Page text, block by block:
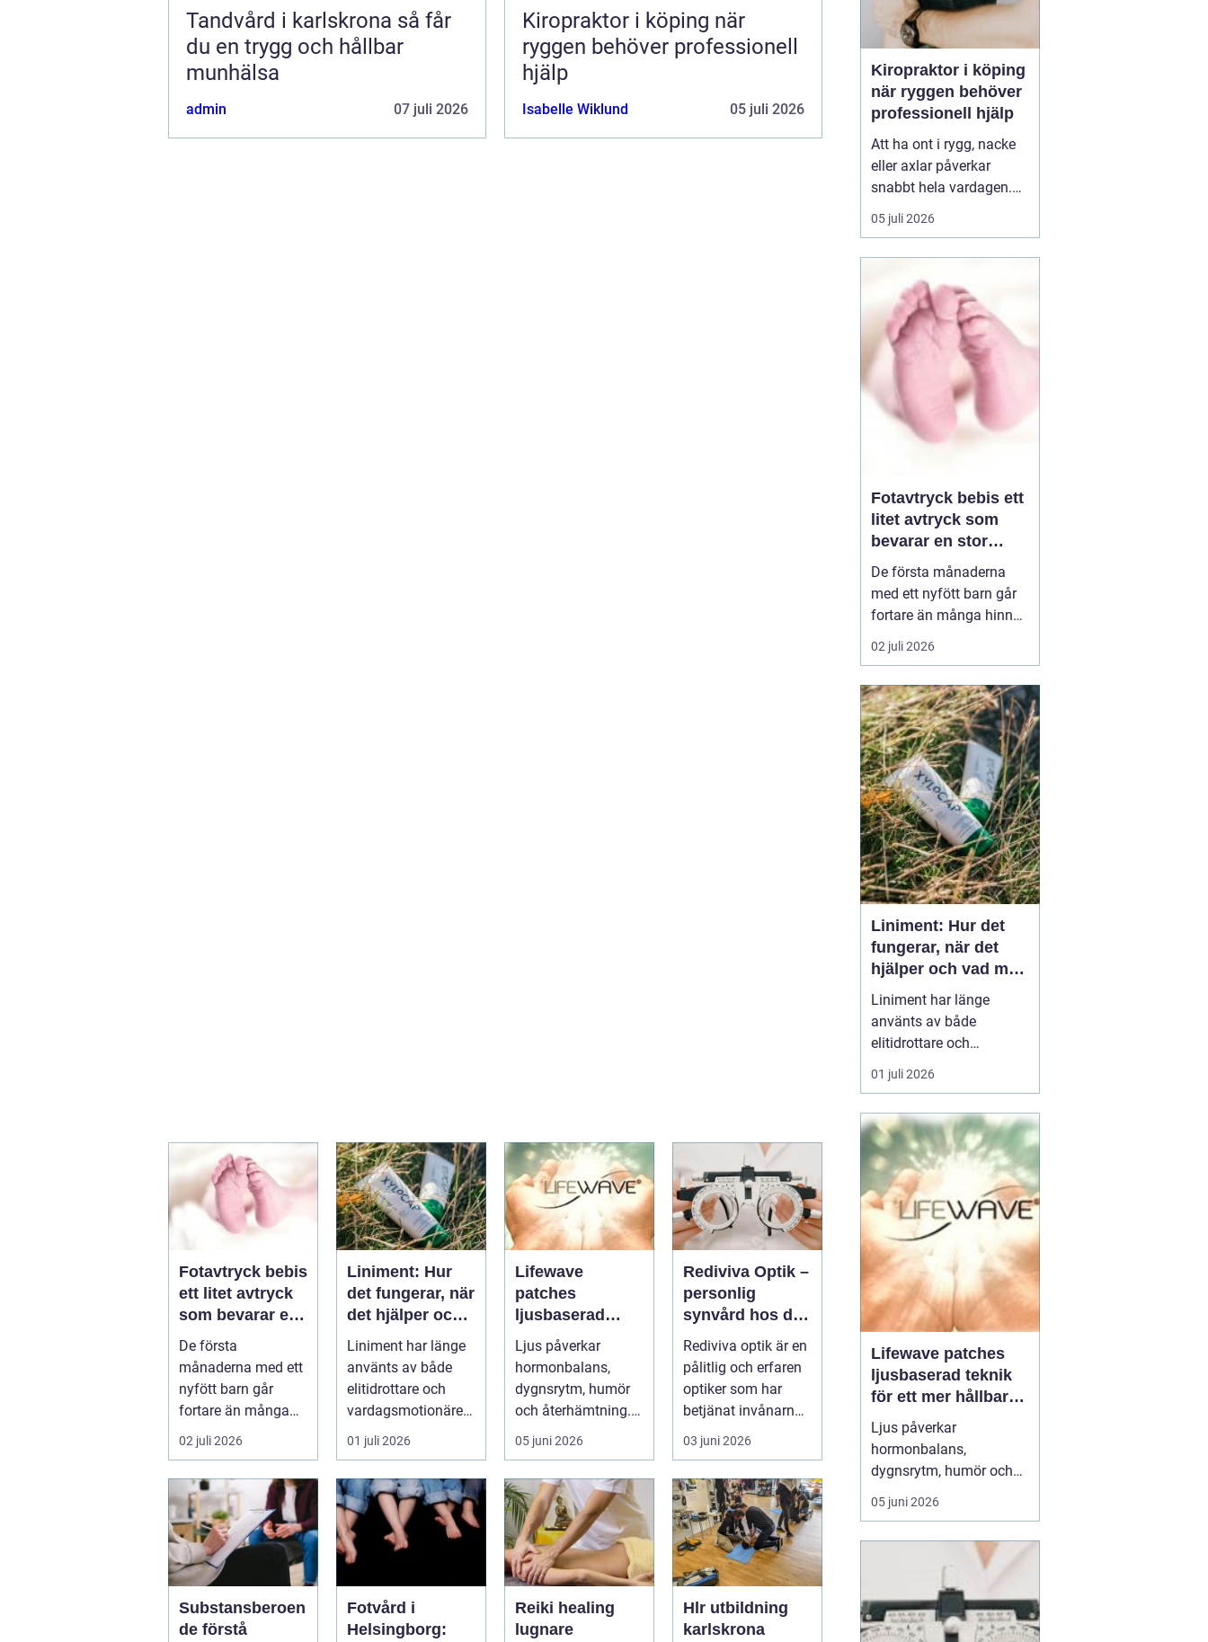
Tandvård i karlskrona så får
du en trygg och hållbar
munhälsa
admin 07 juli 2026
Kiropraktor i köping när
ryggen behöver professionell
hjälp
Isabelle Wiklund 05 juli 2026
Fotavtryck bebis
ett litet avtryck
som bevarar en
stor stund
De första
månaderna med ett
nyfött barn går
fortare än många
hinner med. Ena
dagen ryms hela
foten i...
02 juli 2026
Liniment: Hur
det fungerar, när
det hjälper och
vad man bör
tänka på
Liniment har länge
använts av både
elitidrottare och
vardagsmotionärer
för...
01 juli 2026
Lifewave
patches
ljusbaserad
teknik för ett
mer hållbart
välbefinnande
Ljus påverkar
hormonbalans,
dygnsrytm, humör
och återhämtning.
Under senare år har
en ny typ av prod...
05 juni 2026
Rediviva Optik –
personlig
synvård hos din
optiker i
Uppsala
Rediviva optik är en
pålitlig och erfaren
optiker som har
betjänat invånarna
03 juni 2026
Substansberoen
de förstå
Fotvård i
Helsingborg:
Reiki healing
lugnare
Hlr utbildning
karlskrona
Kiropraktor i köping
när ryggen behöver
professionell hjälp
Att ha ont i rygg, nacke
eller axlar påverkar
snabbt hela vardagen.
Sömn, arbete, träning
och humör hänger ihop
därför en kiropraktor
Köping när värken inte
längre går över av sig
själv, eller när
återkommand...
05 juli 2026
Fotavtryck bebis ett
litet avtryck som
bevarar en stor
stund
De första månaderna
med ett nyfött barn går
fortare än många hinner
med. Ena dagen ryms
hela foten i handflatan,
redan vuxit ur sina första
pyjamasar.Ett fotavtryck
bebis fångarjust den d...
02 juli 2026
Liniment: Hur det
fungerar, när det
hjälper och vad man
bör tänka på
Liniment har länge
använts av både
elitidrottare och
vardagsmotionärer för
att lindra värk, stelhet
hur fungerar dessa
krämer egentligen, vad
innehåller de och när
passar de b&...
01 juli 2026
Lifewave patches
ljusbaserad teknik
för ett mer hållbart
välbefinnande
Ljus påverkar
hormonbalans,
dygnsrytm, humör och
återhämtning. Under
senare år har en ny typ
gränslandet mellan
egen biologi:Lifewave
patches. De är små
05 juni 2026